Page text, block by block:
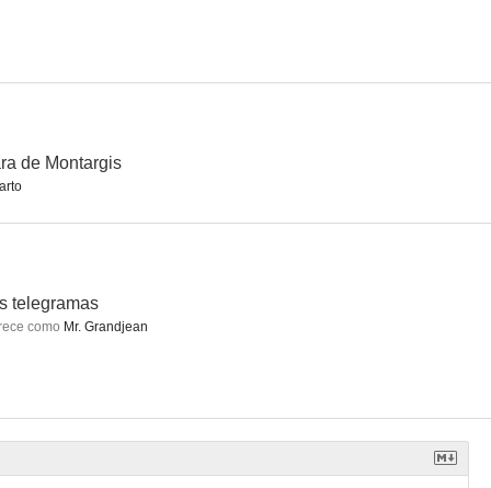
de Montargis
telegramas
como Mr. Grandjean